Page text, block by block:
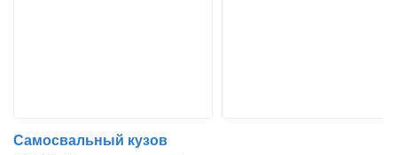
Самосвальный кузов